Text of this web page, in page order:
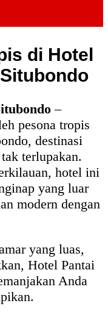
di Hotel
–
pesona tropis
destinasi
terlupakan.
hotel ini
yang luar
modern dengan
yang luas,
Hotel Pantai
Anda